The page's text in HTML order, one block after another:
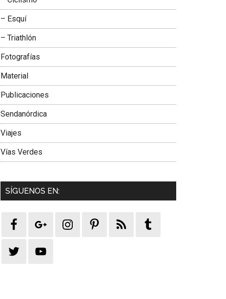
– Esquí
– Triathlón
Fotografías
Material
Publicaciones
Sendanórdica
Viajes
Vías Verdes
SÍGUENOS EN: